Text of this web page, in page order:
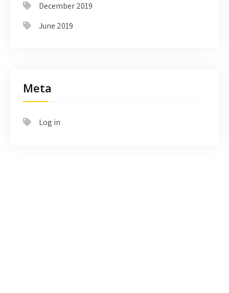
December 2019
June 2019
Meta
Log in